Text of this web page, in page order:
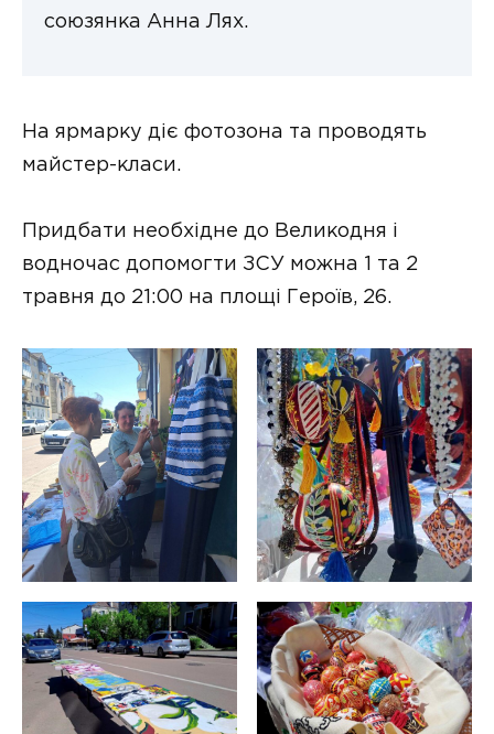
союзянка Анна Лях.
На ярмарку діє фотозона та проводять
майстер-класи.
Придбати необхідне до Великодня і
водночас допомогти ЗСУ можна 1 та 2
травня до 21:00 на площі Героїв, 26.